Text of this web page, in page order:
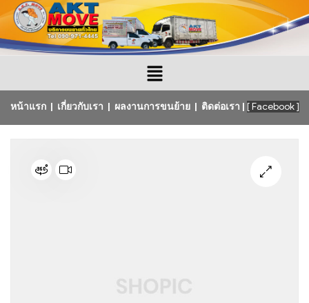
หน้าแรก| เกี่ยวกับเรา | ผลงานการขนย้าย| ติดต่อเรา | [ Facebook ]